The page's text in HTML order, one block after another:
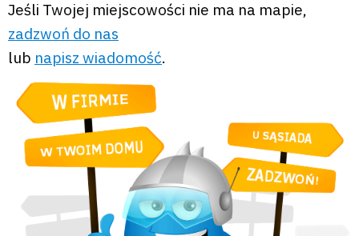
Jeśli Twojej miejscowości nie ma na mapie,
zadzwoń do nas
lub napisz wiadomość.